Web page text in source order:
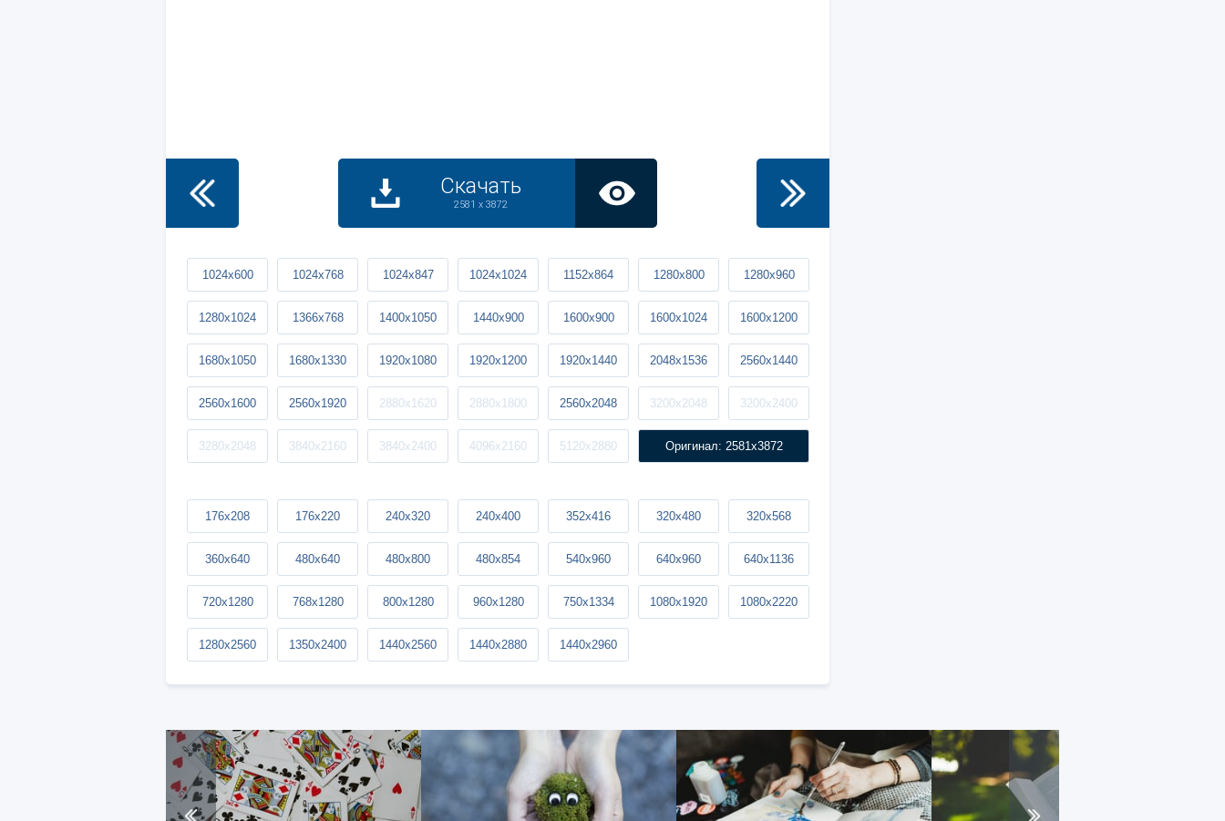
Скачать
2581 x 3872
1024x600 1024x768 1024x847 1024x1024 1152x864 1280x800 1280x960
1280x1024 1366x768 1400x1050 1440x900 1600x900 1600x1024 1600x1200
1680x1050 1680x1330 1920x1080 1920x1200 1920x1440 2048x1536 2560x1440
2560x1600 2560x1920 2880x1620 2880x1800 2560x2048 3200x2048 3200x2400
3280x2048 3840x2160 3840x2400 4096x2160 5120x2880 Оригинал: 2581x3872
176x208 176x220 240x320 240x400 352x416 320x480 320x568
360x640 480x640 480x800 480x854 540x960 640x960 640x1136
720x1280 768x1280 800x1280 960x1280 750x1334 1080x1920 1080x2220
1280x2560 1350x2400 1440x2560 1440x2880 1440x2960